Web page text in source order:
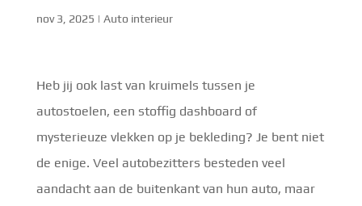
nov 3, 2025 | Auto interieur
Heb jij ook last van kruimels tussen je
autostoelen, een stoffig dashboard of
mysterieuze vlekken op je bekleding? Je bent niet
de enige. Veel autobezitters besteden veel
aandacht aan de buitenkant van hun auto, maar